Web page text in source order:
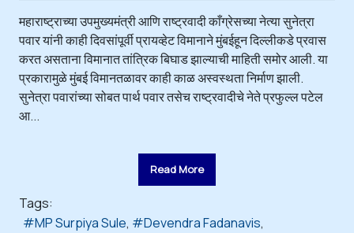
महाराष्ट्राच्या उपमुख्यमंत्री आणि राष्ट्रवादी काँग्रेसच्या नेत्या सुनेत्रा
पवार यांनी काही दिवसांपूर्वी प्रायव्हेट विमानाने मुंबईहून दिल्लीकडे प्रवास
करत असताना विमानात तांत्रिक बिघाड झाल्याची माहिती समोर आली. या
प्रकारामुळे मुंबई विमानतळावर काही काळ अस्वस्थता निर्माण झाली.
सुनेत्रा पवारांच्या सोबत पार्थ पवार तसेच राष्ट्रवादीचे नेते प्रफुल्ल पटेल
आ...
Read More
Tags:
MP Surpiya Sule
Devendra Fadanavis